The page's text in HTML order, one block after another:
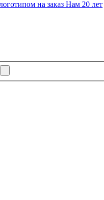
Нам 20 лет